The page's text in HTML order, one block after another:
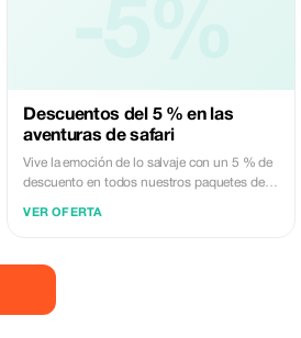
Descuentos del 5 % en las
aventuras de safari
Vive la emoción de lo salvaje con un 5 % de
descuento en todos nuestros paquetes de
VER OFERTA